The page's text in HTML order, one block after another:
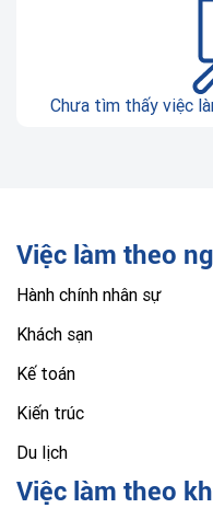
Chưa tìm thấy việc
Việc làm theo
Hành chính nhân sự
Khách sạn
Kế toán
Kiến trúc
Du lịch
Việc làm theo